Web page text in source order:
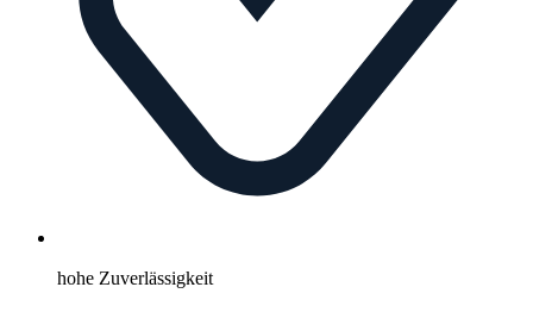
hohe Zuverlässigkeit